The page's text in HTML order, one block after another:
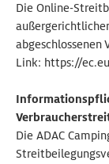
Die Online-
abgeschlossenen
Link: https://
Die ADAC